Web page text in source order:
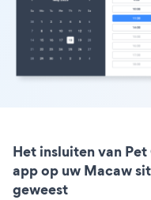
Het insluiten van
app op uw Macaw
geweest